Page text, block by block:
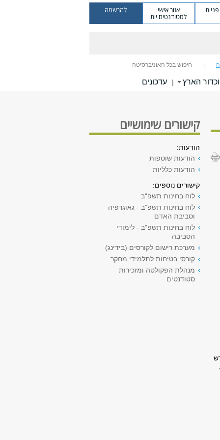
אזור אישי
לסטודנטים.יות
להרשמה
חיפוש בכל האוניברסיטה
הארץ | עדכונים
קישורים שימושיים
הודעות:
הודעות שוטפות
הודעות כלליות
קישורים נוספים:
לוח בחינות תשפ"ב
לוח בחינות תשפ"ב - גאוגרפיה
וסביבת האדם
לוח בחינות תשפ"ב - לימודי
הסביבה
מערכת רישום לקורסים (בידינג)
קורסי בטיחות לתלמידי מחקר
מנהלת הפקולטה ומזכירות
סטודנטים